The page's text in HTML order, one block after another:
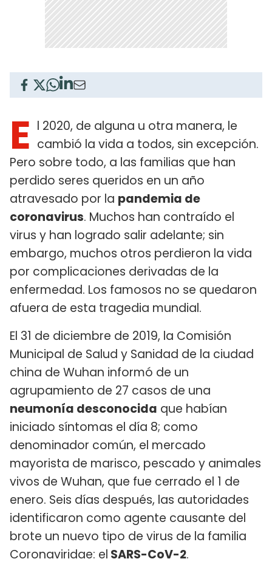
E l 2020, de alguna u otra manera, le
cambió la vida a todos, sin excepción.
Pero sobre todo, a las familias que han
perdido seres queridos en un año
atravesado por la pandemia de
coronavirus. Muchos han contraído el
virus y han logrado salir adelante; sin
embargo, muchos otros perdieron la vida
por complicaciones derivadas de la
enfermedad. Los famosos no se quedaron
afuera de esta tragedia mundial.
El 31 de diciembre de 2019, la Comisión
Municipal de Salud y Sanidad de la ciudad
china de Wuhan informó de un
agrupamiento de 27 casos de una
neumonía desconocida que habían
iniciado síntomas el día 8; como
denominador común, el mercado
mayorista de marisco, pescado y animales
vivos de Wuhan, que fue cerrado el 1 de
enero. Seis días después, las autoridades
identificaron como agente causante del
brote un nuevo tipo de virus de la familia
Coronaviridae: el SARS-CoV-2.